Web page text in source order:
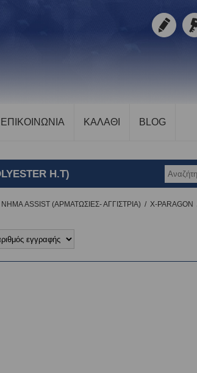
ΕΠΙΚΟΙΝΩΝΙΑ ΚΑΛΑΘΙ BLOG
H.T)
ΝΗΜΑ ASSIST (ΑΡΜΑΤΩΣΙΕΣ- ΑΓΓΙΣΤΡΙΑ) / X-PARAGON